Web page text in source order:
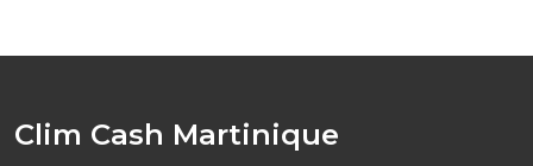
Clim Cash Martinique